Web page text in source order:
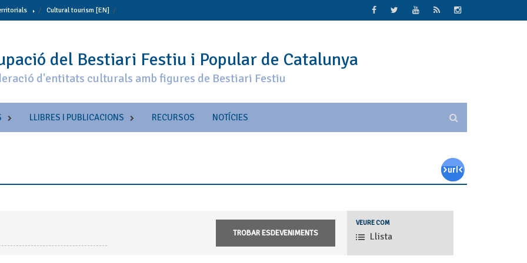
Cultural tourism [EN]
del Bestiari Festiu i Popular de Catalunya
d'entitats culturals amb figures de Bestiari Festiu
LLIBRES I PUBLICACIONS RECURSOS NOTÍCIES
Navegació
de
vistes
VEURE COM
Llista